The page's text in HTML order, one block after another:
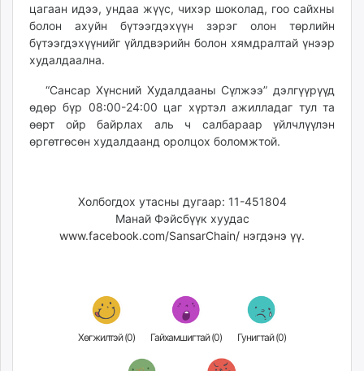
ugluu.mn
urlag.mn
unen.mn
shudarga.mn
shuurhai.mn
unuudur.mn
tumen.mn
цагаан идээ, ундаа жүүс, чихэр шоколад, гоо сайхны
болон ахуйн бүтээгдэхүүн зэрэг олон төрлийн
бүтээгдэхүүнийг үйлдвэрийн болон хямдралтай үнээр
худалдаална.
“Сансар Хүнсний Худалдааны Сүлжээ” дэлгүүрүүд
өдөр бүр 08:00-24:00 цаг хүртэл ажилладаг тул та
өөрт ойр байрлах аль ч салбараар үйлчлүүлэн
өргөтгөсөн худалдаанд оролцох боломжтой.
Холбогдох утасны дугаар: 11-451804
Манай Фэйсбүүк хуудас
www.facebook.com/SansarChain/ нэгдэнэ үү.
Хөгжилтэй (0) Гайхамшигтай (0) Гунигтай (0)